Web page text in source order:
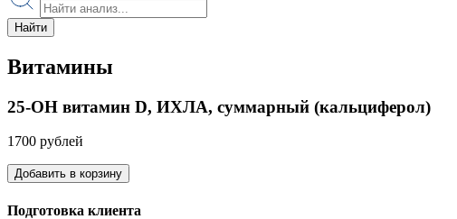
Найти
Витамины
25-OH витамин D, ИХЛА, суммарный (кальциферол)
1700 рублей
Добавить в корзину
Подготовка клиента